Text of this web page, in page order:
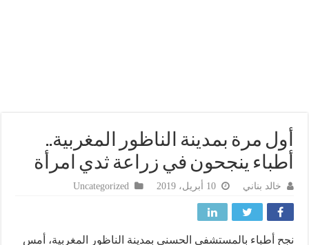
مرة بمدينة الناظور المغربية..
ينجحون في زراعة ثدي امرأة
خالد بناني Uncategorized
أطباء بالمستشفى الحسني بمدينة الناظور المغربية، أمس